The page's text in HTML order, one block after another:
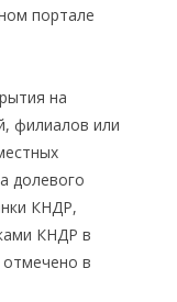
портале
на
филиалов или
долевого
КНДР,
КНДР в
в